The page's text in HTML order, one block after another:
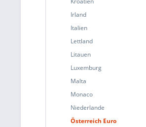
Irland
Italien
Lettland
Litauen
Luxemburg
Malta
Monaco
Niederlande
Österreich Euro